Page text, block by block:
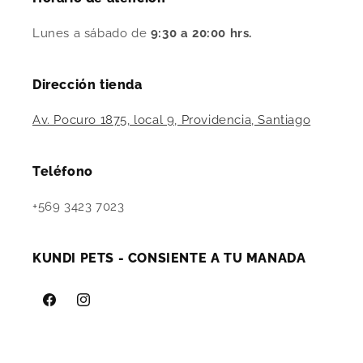
Lunes a sábado de 9:30 a 20:00 hrs.
Dirección tienda
Av. Pocuro 1875, local 9, Providencia, Santiago
Teléfono
+569 3423 7023
KUNDI PETS - CONSIENTE A TU MANADA
FacebookInstagram